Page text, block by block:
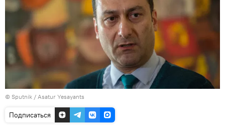
© Sputnik / Asatur Yesayants
Подписаться